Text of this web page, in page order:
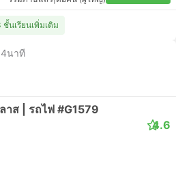
ชั้นเรียนเพิ่มเติม
นาที
าส | รถไฟ #G1579
4.6